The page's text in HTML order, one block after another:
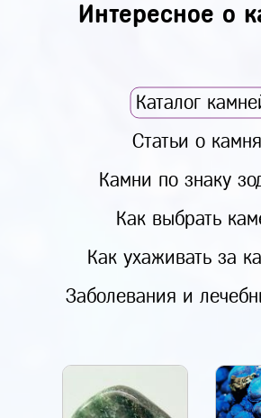
Интересное о
Каталог
Статьи о
Камни по знаку
Как выбрать
Как ухаживать за
Заболевания и